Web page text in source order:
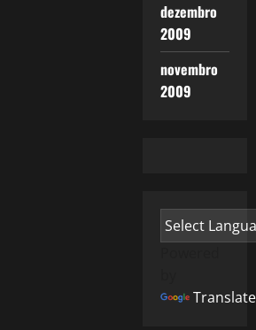
dezembro
2009
novembro
2009
Translate